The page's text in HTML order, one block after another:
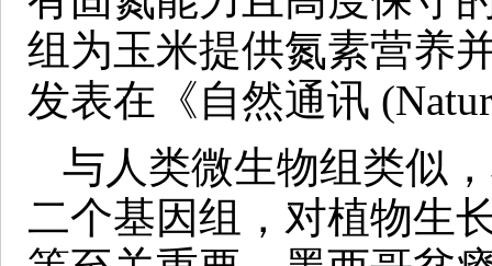
组为玉米提供氮素营养
发表在《自然通讯
与人类微生物组类似
二个基因组，对植物生